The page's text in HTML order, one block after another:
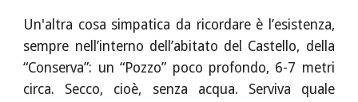
Un'altra cosa simpatica da ricordare è l’esistenza,
sempre nell’interno dell’abitato del Castello, della
“Conserva”: un “Pozzo” poco profondo, 6-7 metri
circa. Secco, cioè, senza acqua. Serviva quale